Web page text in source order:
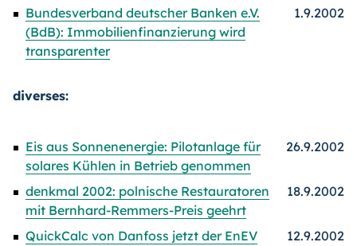
Bundesverband deutscher Banken e.V.
(BdB): Immobilienfinanzierung wird
transparenter
1.9.2002
diverses:
Eis aus Sonnenenergie: Pilotanlage für
solares Kühlen in Betrieb genommen
26.9.2002
denkmal 2002: polnische Restauratoren
mit Bernhard-Remmers-Preis geehrt
18.9.2002
QuickCalc von Danfoss jetzt der EnEV
12.9.2002